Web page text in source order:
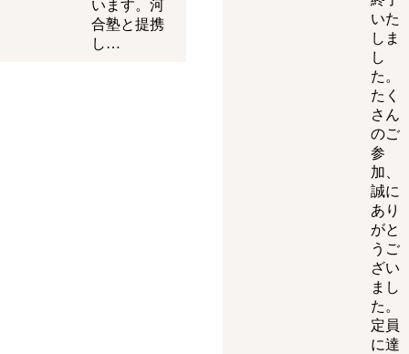
います。河
合塾と提携
し…
いた
しま
し
た。
たく
さん
のご
参
加、
誠に
あり
がと
うご
ざい
まし
た。
定員
に達